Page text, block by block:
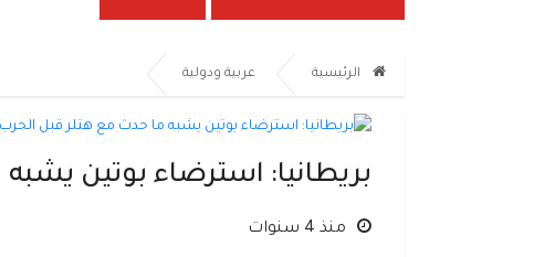
الرئيسية عربية ودولية
بريطانيا: استرضاء بوتين
منذ 4 سنوات